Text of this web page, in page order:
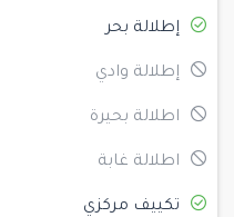
إطلالة بحر
إطلالة وادي
اطلالة بحيرة
اطلالة غابة
تكييف مركزي